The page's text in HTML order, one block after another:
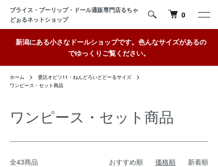
ブライス・プーリップ・ドール通販専門店るちゃ
どぉるネットショップ
0
新潟にある小さなドールショップです。色んなサイズがあるの
でゆっくりご覧ください。
ホーム
委託オビツ11・ねんどろいどどーるサイズ
ワンピース・セット商品
ワンピース・セット商品
全43商品 おすすめ順 価格順 新着順